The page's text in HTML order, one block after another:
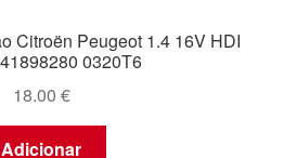
Citroën Peugeot 1.4 16V HDI
0320T6
18.00 €
Adicionar